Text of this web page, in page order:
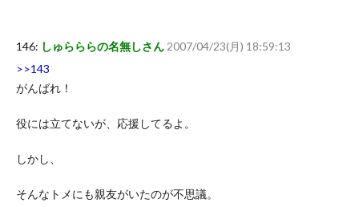
146: しゅらららの名無しさん 2007/04/23(月) 18:59:13
>>143
がんばれ！
役には立てないが、応援してるよ。
しかし、
そんなトメにも親友がいたのが不思議。